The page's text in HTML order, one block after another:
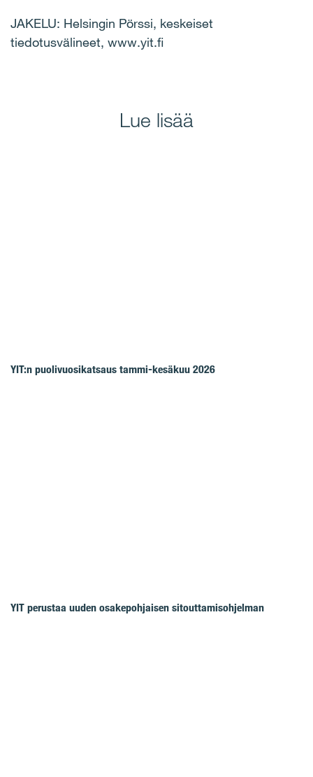
JAKELU: Helsingin Pörssi, keskeiset
tiedotusvälineet, www.yit.fi
Lue lisää
YIT:n puolivuosikatsaus tammi-kesäkuu 2026
YIT perustaa uuden osakepohjaisen sitouttamisohjelman